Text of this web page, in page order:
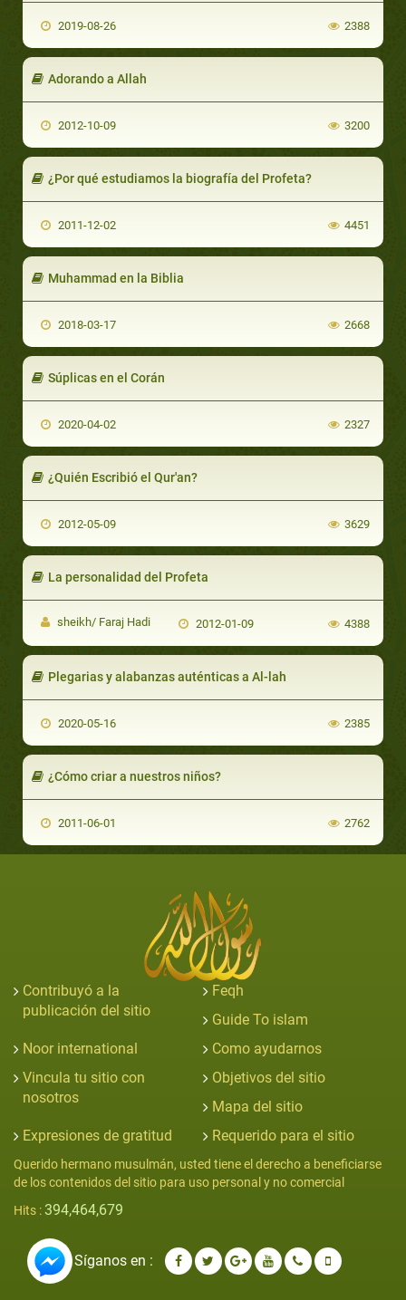
2019-08-26 2388
Adorando a Allah
2012-10-09 3200
¿Por qué estudiamos la biografía del Profeta?
2011-12-02 4451
Muhammad en la Biblia
2018-03-17 2668
Súplicas en el Corán
2020-04-02 2327
¿Quién Escribió el Qur'an?
2012-05-09 3629
La personalidad del Profeta
sheikh/ Faraj Hadi 2012-01-09 4388
Plegarias y alabanzas auténticas a Al-lah
2020-05-16 2385
¿Cómo criar a nuestros niños?
2011-06-01 2762
Contribuyó a la
publicación del sitio
Feqh
Guide To islam
Noor international
Como ayudarnos
Vincula tu sitio con
nosotros
Objetivos del sitio
Mapa del sitio
Expresiones de gratitud
Requerido para el sitio
Querido hermano musulmán, usted tiene el derecho a beneficiarse
de los contenidos del sitio para uso personal y no comercial
Hits : 394,464,679
Síganos en :